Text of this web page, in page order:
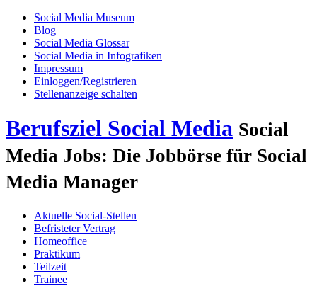
Social Media Museum
Blog
Social Media Glossar
Social Media in Infografiken
Impressum
Einloggen/Registrieren
Stellenanzeige schalten
Berufsziel Social Media Social
Media Jobs: Die Jobbörse für Social
Media Manager
Aktuelle Social-Stellen
Befristeter Vertrag
Homeoffice
Praktikum
Teilzeit
Trainee